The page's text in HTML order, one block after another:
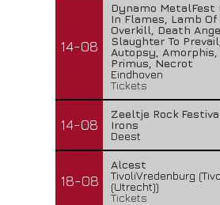
14-08
Dynamo MetalFest
In Flames, Lamb Of
Overkill, Death
Slaughter To
Autopsy,
Primus, Necrot
Eindhoven
Tickets
14-08
Zeeltje Rock
Irons
Deest
18-08
Alcest
TivoliVredenburg
(Utrecht))
Tickets